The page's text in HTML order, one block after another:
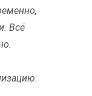
Всё